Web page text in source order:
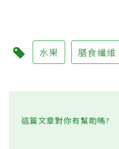
水果 膳食纖維
這篇文章對你有幫助嗎?